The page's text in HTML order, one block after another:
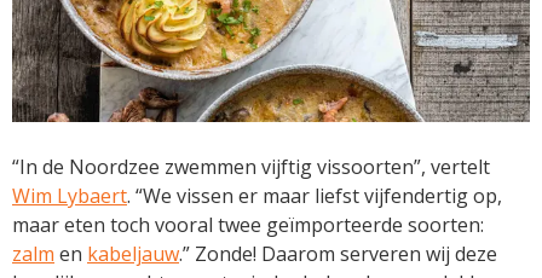
“In de Noordzee zwemmen vijftig vissoorten”, vertelt
Wim Lybaert. “We vissen er maar liefst vijfendertig op,
maar eten toch vooral twee geïmporteerde soorten:
zalm en kabeljauw.” Zonde! Daarom serveren wij deze